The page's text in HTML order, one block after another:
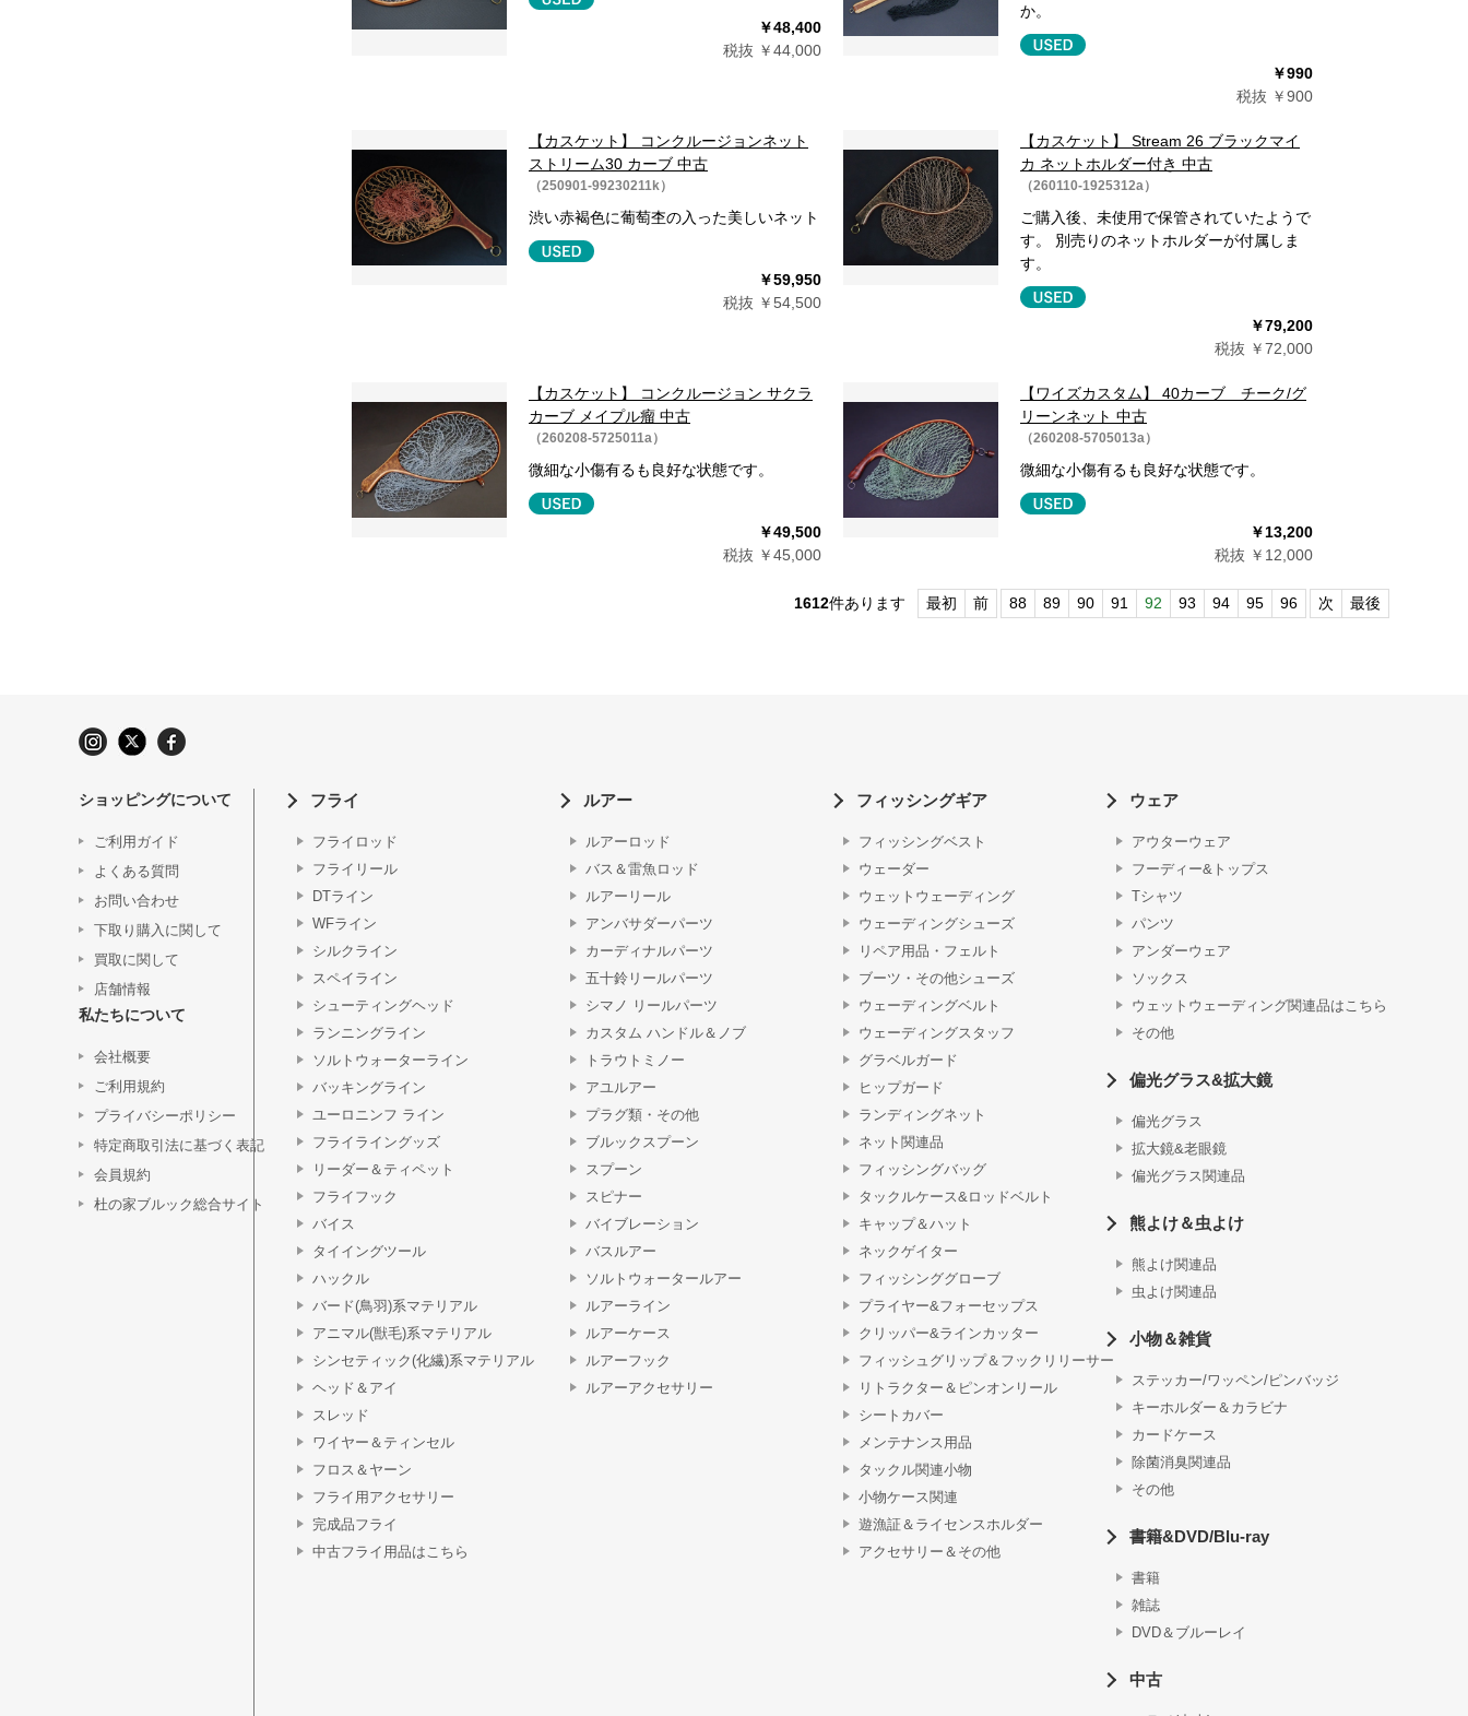
￥48,400
税抜 ￥44,000
か。
￥990
税抜 ￥900
【カスケット】 コンクルージョンネット
ストリーム30 カーブ 中古
（250901-99230211k）
渋い赤褐色に葡萄杢の入った美しいネット
￥59,950
税抜 ￥54,500
【カスケット】 Stream 26 ブラックマイ
カ ネットホルダー付き 中古
（260110-1925312a）
ご購入後、未使用で保管されていたようで
す。 別売りのネットホルダーが付属しま
す。
￥79,200
税抜 ￥72,000
【カスケット】 コンクルージョン サクラ
カーブ メイプル瘤 中古
（260208-5725011a）
微細な小傷有るも良好な状態です。
￥49,500
税抜 ￥45,000
【ワイズカスタム】 40カーブ チーク/グ
リーンネット 中古
（260208-5705013a）
微細な小傷有るも良好な状態です。
￥13,200
税抜 ￥12,000
1612件あります 最初 前 88 89 90 91 92 93 94 95 96 次 最後
ショッピングについて
ご利用ガイド
よくある質問
お問い合わせ
下取り購入に関して
買取に関して
店舗情報
私たちについて
会社概要
ご利用規約
プライバシーポリシー
特定商取引法に基づく表記
会員規約
杜の家ブルック総合サイト
フライ
フライロッド
フライリール
DTライン
WFライン
シルクライン
スペイライン
シューティングヘッド
ランニングライン
ソルトウォーターライン
バッキングライン
ユーロニンフ ライン
フライライングッズ
リーダー＆ティペット
フライフック
バイス
タイイングツール
ハックル
バード(鳥羽)系マテリアル
アニマル(獣毛)系マテリアル
シンセティック(化繊)系マテリアル
ヘッド＆アイ
スレッド
ワイヤー＆ティンセル
フロス＆ヤーン
フライ用アクセサリー
完成品フライ
中古フライ用品はこちら
ルアー
ルアーロッド
バス＆雷魚ロッド
ルアーリール
アンバサダーパーツ
カーディナルパーツ
五十鈴リールパーツ
シマノ リールパーツ
カスタム ハンドル＆ノブ
トラウトミノー
アユルアー
プラグ類・その他
ブルックスプーン
スプーン
スピナー
バイブレーション
バスルアー
ソルトウォータールアー
ルアーライン
ルアーケース
ルアーフック
ルアーアクセサリー
フィッシングギア
フィッシングベスト
ウェーダー
ウェットウェーディング
ウェーディングシューズ
リペア用品・フェルト
ブーツ・その他シューズ
ウェーディングベルト
ウェーディングスタッフ
グラベルガード
ヒップガード
ランディングネット
ネット関連品
フィッシングバッグ
タックルケース&ロッドベルト
キャップ＆ハット
ネックゲイター
フィッシンググローブ
プライヤー&フォーセップス
クリッパー&ラインカッター
フィッシュグリップ＆フックリリーサー
リトラクター＆ピンオンリール
シートカバー
メンテナンス用品
タックル関連小物
小物ケース関連
遊漁証＆ライセンスホルダー
アクセサリー＆その他
ウェア
アウターウェア
フーディー&トップス
Tシャツ
パンツ
アンダーウェア
ソックス
ウェットウェーディング関連品はこちら
その他
偏光グラス&拡大鏡
偏光グラス
拡大鏡&老眼鏡
偏光グラス関連品
熊よけ＆虫よけ
熊よけ関連品
虫よけ関連品
小物＆雑貨
ステッカー/ワッペン/ピンバッジ
キーホルダー＆カラビナ
カードケース
除菌消臭関連品
その他
書籍&DVD/Blu-ray
書籍
雑誌
DVD＆ブルーレイ
中古